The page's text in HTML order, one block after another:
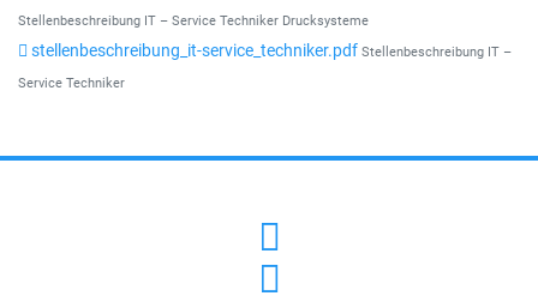
Stellenbeschreibung IT – Service Techniker Drucksysteme
stellenbeschreibung_it-service_techniker.pdf Stellenbeschreibung IT –
Service Techniker